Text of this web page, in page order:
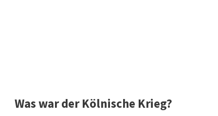
Was war der Kölnische Krieg?